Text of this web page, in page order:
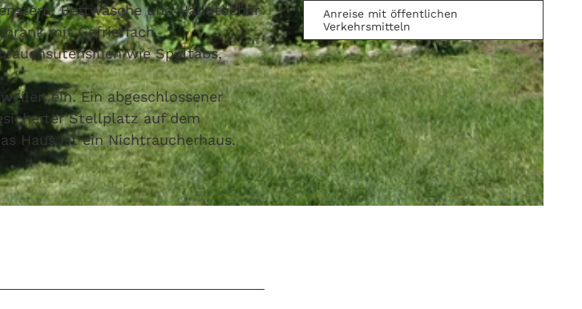
Bettwäsche und Handtücher
mit Gefrierfach,
wie Spültabs,
ein. Ein abgeschlossener
Stellplatz auf dem
Haus ist ein Nichtraucherhaus.
Anreise mit öffentlichen
Verkehrsmitteln